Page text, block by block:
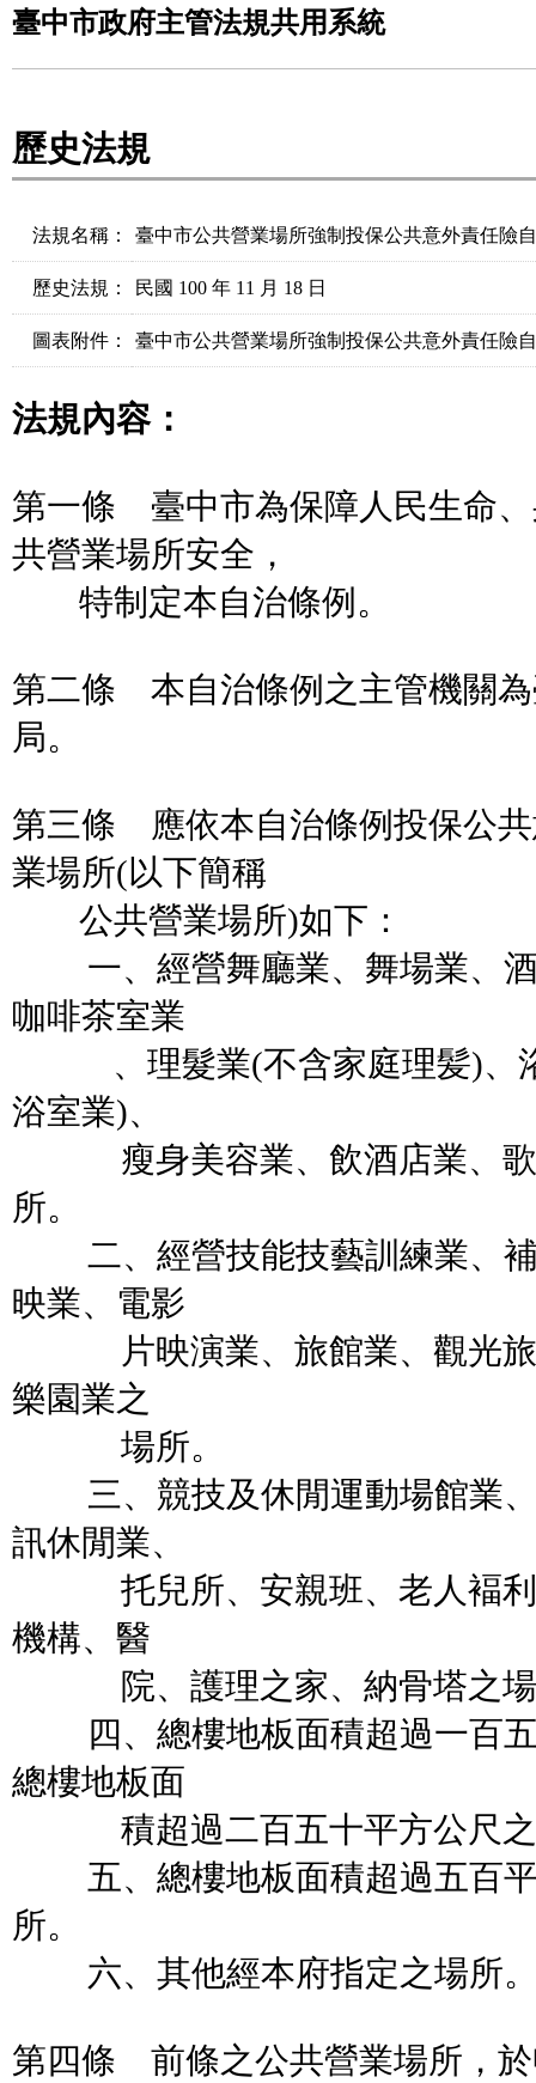
臺中市政府主管法規共用系統
歷史法規
法規名稱： 臺中市公共營業場所強制投保公共意外責任險
歷史法規： 民國 100 年 11 月 18 日
圖表附件： 臺中市公共營業場所強制投保公共意外責任險
法規內容：
第一條 臺中市為保障人民生命
共營業場所安全，
特制定本自治條例。
第二條 本自治條例之主管機關
局。
第三條 應依本自治條例投保公
業場所(以下簡稱
公共營業場所)如下：
一、經營舞廳業、舞場業、酒
咖啡茶室業
、理髮業(不含家庭理髪)、浴
浴室業)、
瘦身美容業、飲酒店業、歌
所。
二、經營技能技藝訓練業、補
映業、電影
片映演業、旅館業、觀光旅
樂園業之
場所。
三、競技及休閒運動場館業、
訊休閒業、
托兒所、安親班、老人褔利
機構、醫
院、護理之家、納骨塔之場
四、總樓地板面積超過一百五
總樓地板面
積超過二百五十平方公尺之
五、總樓地板面積超過五百平
所。
六、其他經本府指定之場所
第四條 前條之公共營業場所，